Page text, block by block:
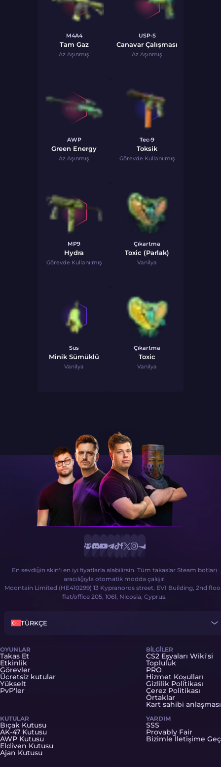
M4A4
Tam Gaz
Az Aşınmış
USP-S
Canavar Çalışması
Az Aşınmış
AWP
Green Energy
Az Aşınmış
Tec-9
Toksik
Görevde Kullanılmış
MP9
Hydra
Görevde Kullanılmış
Çıkartma
Toxic (Parlak)
Vanilya
Süs
Minik Sümüklü
Vanilya
Çıkartma
Toxic
Vanilya
En sevdiğin skin'i en iyi fiyatlarla alabilirsin. Tüm takaslar Steam botları
aracılığıyla otomatik modda çalışır.
Moontain Limited (HE410299) 13 Kypranoros street, EVI Building, 2nd
flat/office 205, 1061, Nicosia, Cyprus.
TÜRKÇE
OYUNLAR
Takas Et
Etkinlik
Görevler
Ücretsiz kutular
Yükselt
PvP'ler
KUTULAR
Bıçak Kutusu
AK-47 Kutusu
AWP Kutusu
Eldiven Kutusu
Ajan Kutusu
BILGILER
CS2 Eşyaları Wiki'si
Topluluk
PRO
Hizmet Koşulları
Gizlilik Politikası
Çerez Politikası
Ortaklar
Kart sahibi anlaşması
YARDIM
SSS
Provably Fair
Bizimle İletişime Geç